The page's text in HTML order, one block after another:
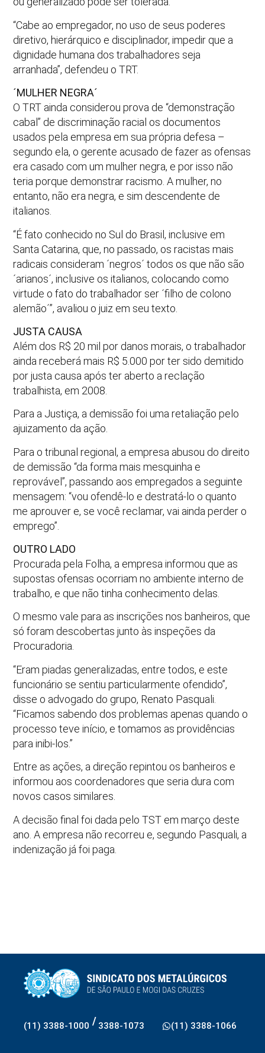
“Cabe ao empregador, no uso de seus poderes
diretivo, hierárquico e disciplinador, impedir que a
dignidade humana dos trabalhadores seja
arranhada”, defendeu o TRT.
´MULHER NEGRA´
O TRT ainda considerou prova de “demonstração
cabal” de discriminação racial os documentos
usados pela empresa em sua própria defesa –
segundo ela, o gerente acusado de fazer as ofensas
era casado com um mulher negra, e por isso não
teria porque demonstrar racismo. A mulher, no
entanto, não era negra, e sim descendente de
italianos.
“É fato conhecido no Sul do Brasil, inclusive em
Santa Catarina, que, no passado, os racistas mais
radicais consideram ´negros´ todos os que não são
´arianos´, inclusive os italianos, colocando como
virtude o fato do trabalhador ser ´filho de colono
alemão´”, avaliou o juiz em seu texto.
JUSTA CAUSA
Além dos R$ 20 mil por danos morais, o trabalhador
ainda receberá mais R$ 5.000 por ter sido demitido
por justa causa após ter aberto a reclação
trabalhista, em 2008.
Para a Justiça, a demissão foi uma retaliação pelo
ajuizamento da ação.
Para o tribunal regional, a empresa abusou do direito
de demissão “da forma mais mesquinha e
reprovável”, passando aos empregados a seguinte
mensagem: “vou ofendê-lo e destratá-lo o quanto
me aprouver e, se você reclamar, vai ainda perder o
emprego”.
OUTRO LADO
Procurada pela Folha, a empresa informou que as
supostas ofensas ocorriam no ambiente interno de
trabalho, e que não tinha conhecimento delas.
O mesmo vale para as inscrições nos banheiros, que
só foram descobertas junto às inspeções da
Procuradoria.
“Eram piadas generalizadas, entre todos, e este
funcionário se sentiu particularmente ofendido”,
disse o advogado do grupo, Renato Pasquali.
“Ficamos sabendo dos problemas apenas quando o
processo teve início, e tomamos as providências
para inibi-los.”
Entre as ações, a direção repintou os banheiros e
informou aos coordenadores que seria dura com
novos casos similares.
A decisão final foi dada pelo TST em março deste
ano. A empresa não recorreu e, segundo Pasquali, a
indenização já foi paga.
(11) 3388-1000 / 3388-1073 (11) 3388-1066